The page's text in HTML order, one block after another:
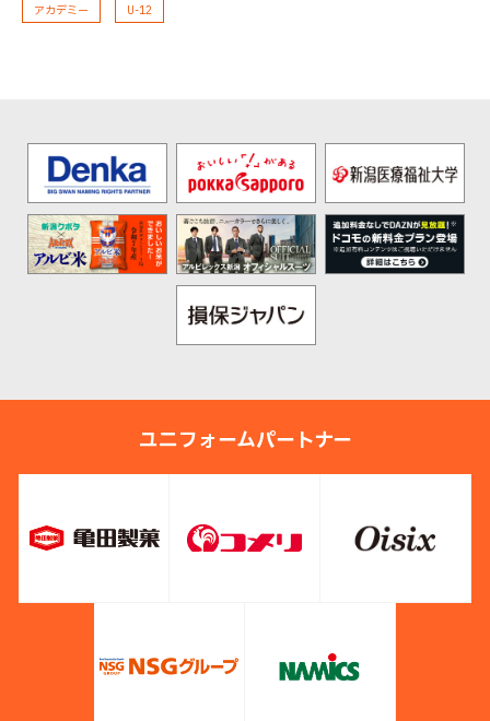
アカデミー U-12
ユニフォームパートナー